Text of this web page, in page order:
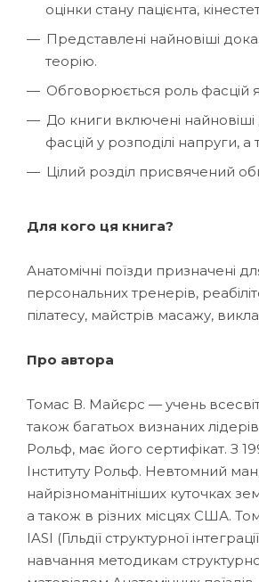
оцінки стану пацієнта,
Представлені найновіші
теорію.
Обговорюється роль фасцій
До книги включені
фасцій у розподілі напруги,
Цілий розділ присвячений
Для кого ця книга?
Анатомічні поїзди призначені
персональних тренерів,
пілатесу, майстрів масажу,
Про автора
Томас В. Майєрс — учень
також багатьох визнаних
Рольф, має його сертифікат. З
Інституту Рольф. Невтомний
найрізноманітніших куточках
а також в різних місцях США.
IASI (Гільдії структурної
навчання методикам